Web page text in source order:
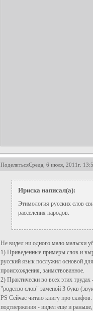
ПоделитьсяСреда, 6 июля, 2011г.
Ириска написал(а):
Этимология русских слов
расселения народов.
Не видел ни одного мало мальски
1) Приведенные примеры слов и
русский язык послужил основой
происхождения, заимствованное.
2) Практически во всех этих
"родство слов" заменой 3 букв
PS Сейчас читаю книгу про
подтвержения - видел еще и